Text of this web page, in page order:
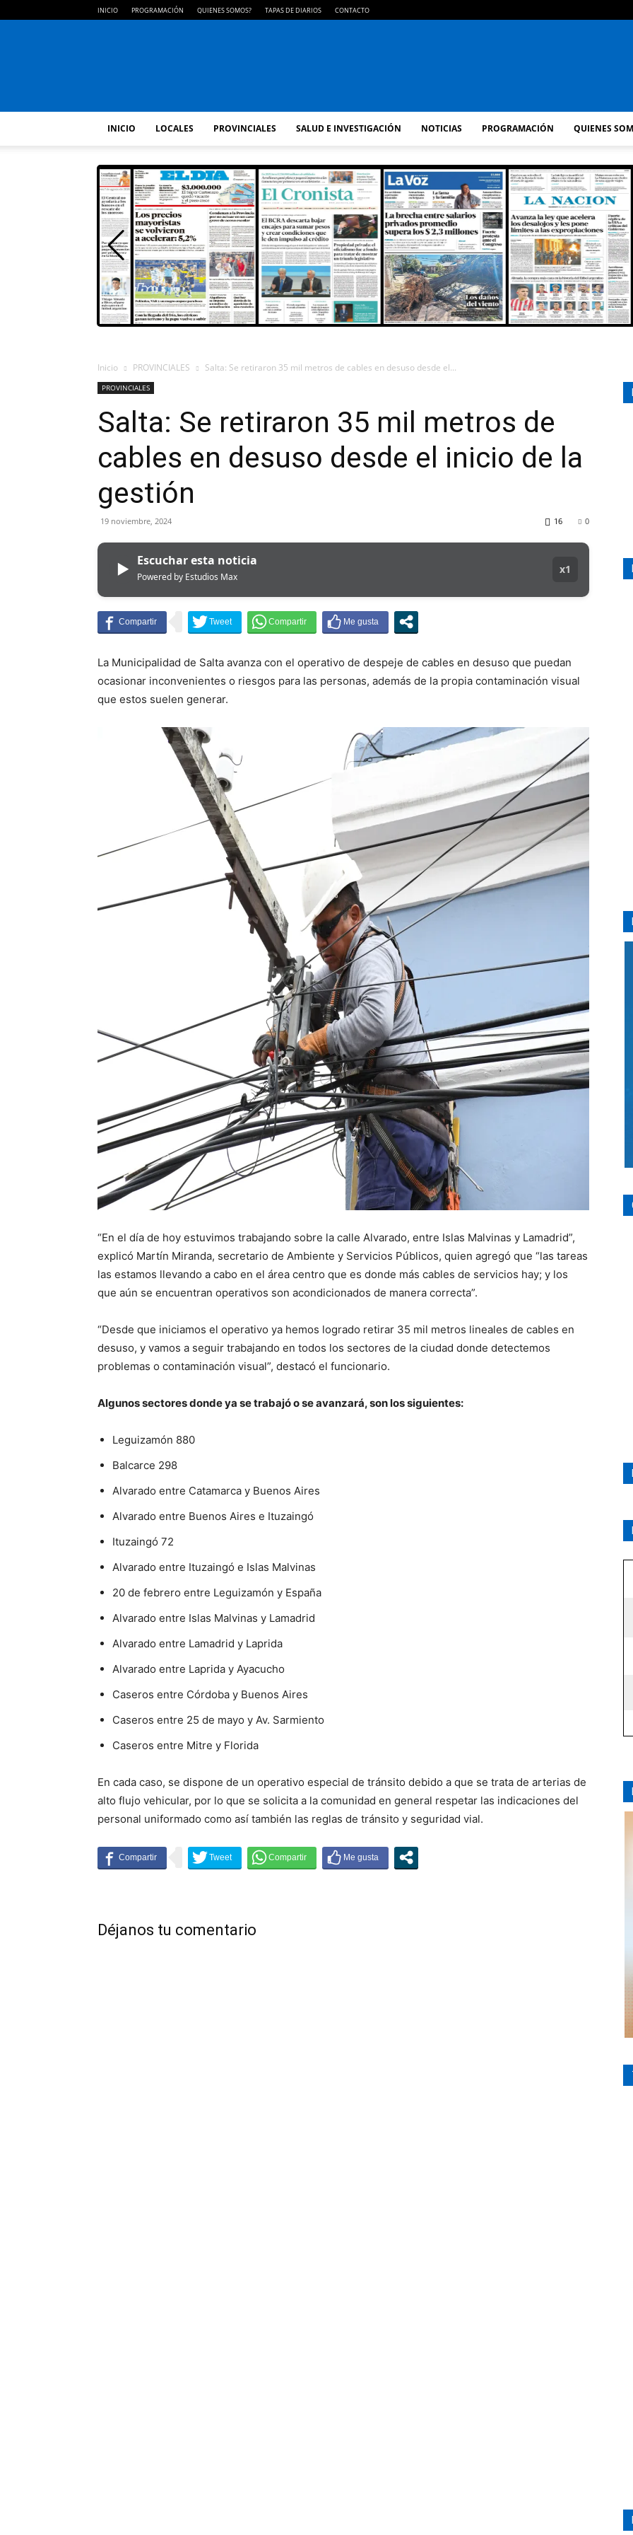
INICIO PROGRAMACIÓN QUIENES SOMOS? TAPAS DE DIARIOS CONTACTO
FM
GOLD
ORAN
INICIO LOCALES PROVINCIALES SALUD E INVESTIGACIÓN NOTICIAS PROGRAMACIÓN QUIENES
Inicio PROVINCIALES Salta: Se retiraron 35 mil metros de cables en desuso desde el...
PROVINCIALES
Salta: Se retiraron 35 mil metros de
cables en desuso desde el inicio de la
gestión
19 noviembre, 2024 0
16
▶ Escuchar esta noticia
Powered by Estudios Max
x1
La Municipalidad de Salta avanza con el operativo de despeje de cables en desuso que puedan
ocasionar inconvenientes o riesgos para las personas, además de la propia contaminación visual
que estos suelen generar.
“En el día de hoy estuvimos trabajando sobre la calle Alvarado, entre Islas Malvinas y Lamadrid”,
explicó Martín Miranda, secretario de Ambiente y Servicios Públicos, quien agregó que “las tareas
las estamos llevando a cabo en el área centro que es donde más cables de servicios hay; y los
que aún se encuentran operativos son acondicionados de manera correcta”.
“Desde que iniciamos el operativo ya hemos logrado retirar 35 mil metros lineales de cables en
desuso, y vamos a seguir trabajando en todos los sectores de la ciudad donde detectemos
problemas o contaminación visual”, destacó el funcionario.
Algunos sectores donde ya se trabajó o se avanzará, son los siguientes:
Leguizamón 880
Balcarce 298
Alvarado entre Catamarca y Buenos Aires
Alvarado entre Buenos Aires e Ituzaingó
Ituzaingó 72
Alvarado entre Ituzaingó e Islas Malvinas
20 de febrero entre Leguizamón y España
Alvarado entre Islas Malvinas y Lamadrid
Alvarado entre Lamadrid y Laprida
Alvarado entre Laprida y Ayacucho
Caseros entre Córdoba y Buenos Aires
Caseros entre 25 de mayo y Av. Sarmiento
Caseros entre Mitre y Florida
En cada caso, se dispone de un operativo especial de tránsito debido a que se trata de arterias de
alto flujo vehicular, por lo que se solicita a la comunidad en general respetar las indicaciones del
personal uniformado como así también las reglas de tránsito y seguridad vial.
Déjanos tu comentario